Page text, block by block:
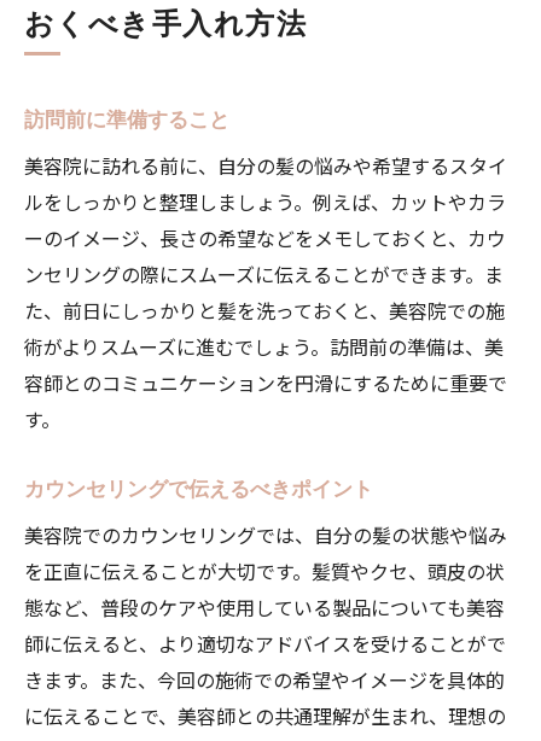
おくべき手入れ方法
訪問前に準備すること
美容院に訪れる前に、自分の髪の悩みや希望するスタイ
ルをしっかりと整理しましょう。例えば、カットやカラ
ーのイメージ、長さの希望などをメモしておくと、カウ
ンセリングの際にスムーズに伝えることができます。ま
た、前日にしっかりと髪を洗っておくと、美容院での施
術がよりスムーズに進むでしょう。訪問前の準備は、美
容師とのコミュニケーションを円滑にするために重要で
す。
カウンセリングで伝えるべきポイント
美容院でのカウンセリングでは、自分の髪の状態や悩み
を正直に伝えることが大切です。髪質やクセ、頭皮の状
態など、普段のケアや使用している製品についても美容
師に伝えると、より適切なアドバイスを受けることがで
きます。また、今回の施術での希望やイメージを具体的
に伝えることで、美容師との共通理解が生まれ、理想の